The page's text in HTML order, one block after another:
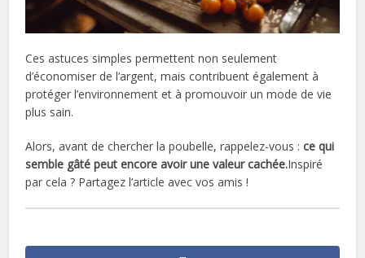
Ces astuces simples permettent non seulement
d’économiser de l’argent, mais contribuent également à
protéger l’environnement et à promouvoir un mode de vie
plus sain.
Alors, avant de chercher la poubelle, rappelez-vous :ce qui
semble gâté peut encore avoir une valeur cachée.Inspiré
par cela ? Partagez l’article avec vos amis !